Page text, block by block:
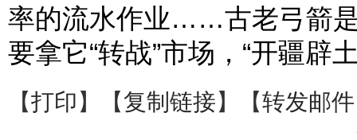
率的流水作业……古老弓箭
要拿它“转战”市场，“开疆辟
【打印】【复制链接】【转发邮件